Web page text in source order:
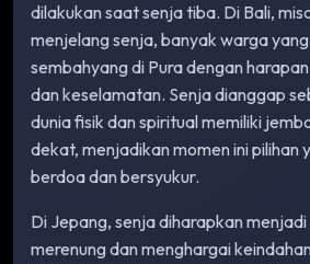
dilakukan saat senja tiba. Di Bali,
menjelang senja, banyak warga
sembahyang di Pura dengan
dan keselamatan. Senja dianggap
dunia fisik dan spiritual memiliki
dekat, menjadikan momen ini pilihan
berdoa dan bersyukur.
Di Jepang, senja diharapkan
merenung dan menghargai